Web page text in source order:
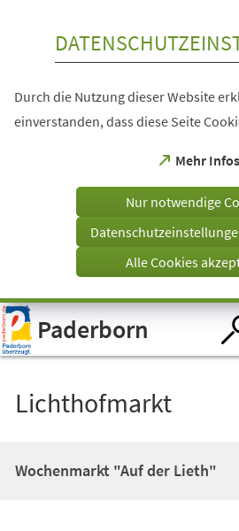
Visuelle
Assistenzsoftware
öffnen.
Durch die Nutzung dieser Website
einverstanden, dass diese Seite
Mehr Infos
(Öffnet
einem
Tab)
Nur notwendige
Alle Cookies
Paderborn
Lichthofmarkt
Wochenmarkt "Auf der Lieth"